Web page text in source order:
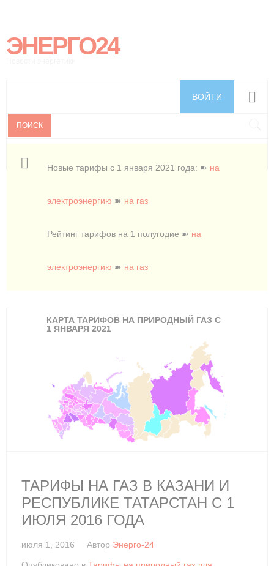
ЭНЕРГО24
ВОЙТИ
Новые тарифы с 1 января 2021 года: ➽ на
электроэнергию ➽ на газ
Рейтинг тарифов на 1 полугодие ➽ на
электроэнергию ➽ на газ
ПОИСК
КАРТА ТАРИФОВ НА ПРИРОДНЫЙ ГАЗ С
1 ЯНВАРЯ 2021
ТАРИФЫ НА ГАЗ В КАЗАНИ И
РЕСПУБЛИКЕ ТАТАРСТАН С 1
ИЮЛЯ 2016 ГОДА
июля 1, 2016 Автор Энерго-24